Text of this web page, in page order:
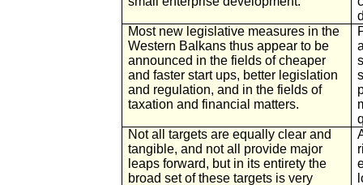
Most new legislative measures in the
Western Balkans thus appear to be
announced in the fields of cheaper
and faster start ups, better legislation
and regulation, and in the fields of
taxation and financial matters.
Not all targets are equally clear and
tangible, and not all provide major
leaps forward, but in its entirety the
broad set of these targets is very